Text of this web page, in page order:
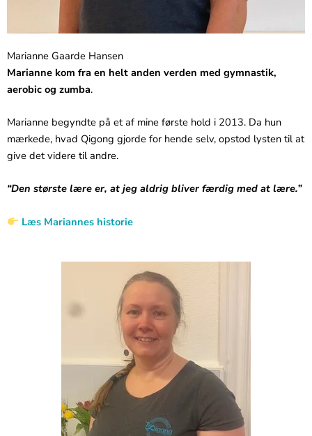
Marianne Gaarde Hansen
Marianne kom fra en helt anden verden med gymnastik,
aerobic og zumba.
Marianne begyndte på et af mine første hold i 2013. Da hun
mærkede, hvad Qigong gjorde for hende selv, opstod lysten til at
give det videre til andre.
“Den største lære er, at jeg aldrig bliver færdig med at lære.”
Læs Mariannes historie